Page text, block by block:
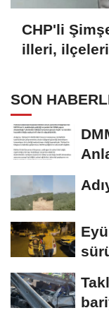
CHP'li
illeri,
SON